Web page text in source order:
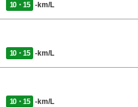
10・15 -km/L
10・15 -km/L
10・15 -km/L